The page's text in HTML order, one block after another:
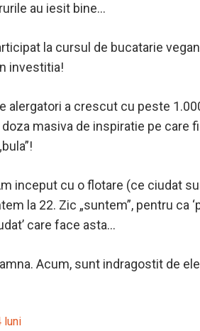
au iesit bine…
la cursul de bucatarie
investitia!
alergatori a crescut cu peste
masiva de inspiratie pe care
inceput cu o flotare (ce ciudat
la 22. Zic „suntem”, pentru ca
care face asta…
Acum, sunt indragostit de
luni